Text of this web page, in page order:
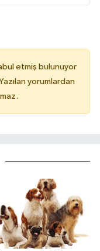
etmiş bulunuyor
yorumlardan